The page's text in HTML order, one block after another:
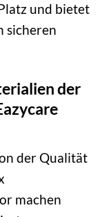
und bietet
sicheren
der
der Qualität
machen